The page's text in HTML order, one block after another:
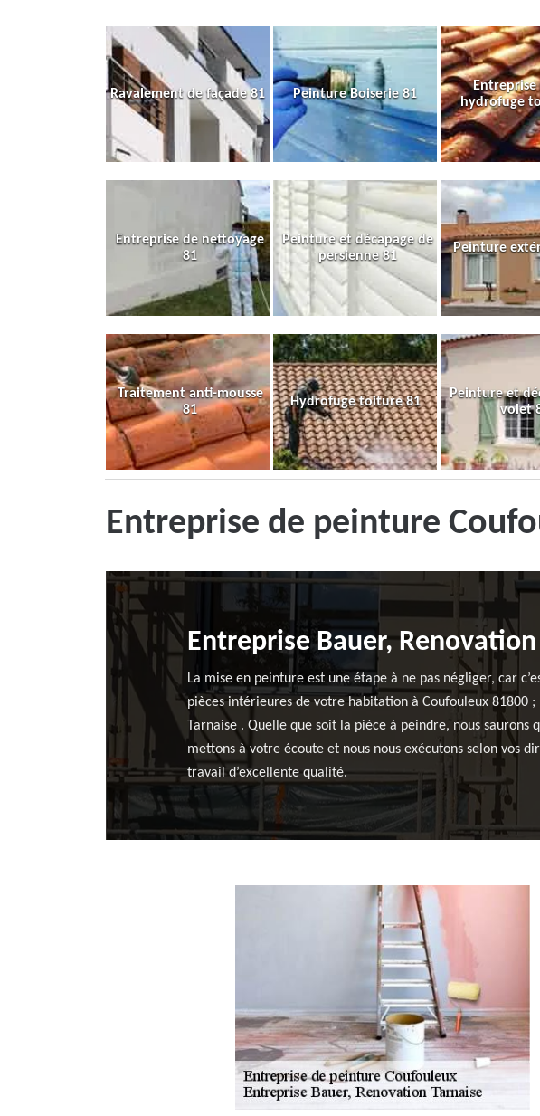
Ravalement de façade 81 Peinture Boiserie 81
Entreprise
hydrofuge
Entreprise de nettoyage
81
Peinture et décapage de
persienne 81
Peinture
Traitement anti-mousse
81
Hydrofuge toiture 81
Peinture et
volet
Entreprise de peinture
Entreprise Bauer,
La mise en peinture est une étape à ne pas négliger, car
pièces intérieures de votre habitation à Coufouleux 81800
Tarnaise . Quelle que soit la pièce à peindre, nous
mettons à votre écoute et nous nous exécutons selon vos
travail d’excellente qualité.